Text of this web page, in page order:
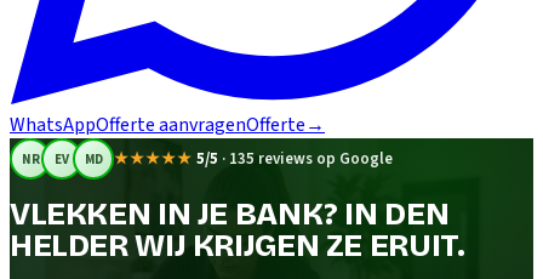
WhatsAppOfferte aanvragenOfferte→
NR EV MD ★★★★★ 5/5 · 135 reviews op Google
VLEKKEN IN JE BANK? IN DEN
HELDER WIJ KRIJGEN ZE ERUIT.